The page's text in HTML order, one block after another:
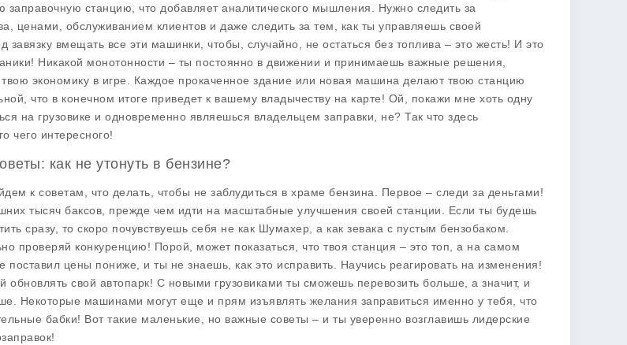
заправочную станцию, что добавляет аналитического мышления. Нужно следить за
ценами, обслуживанием клиентов и даже следить за тем, как ты управляешь своей
завязку вмещать все эти машинки, чтобы, случайно, не остаться без топлива – это жесть! И это
Никакой монотонности – ты постоянно в движении и принимаешь важные решения,
экономику в игре. Каждое прокаченное здание или новая машина делают твою станцию
что в конечном итоге приведет к вашему владычеству на карте! Ой, покажи мне хоть одну
на грузовике и одновременно являешься владельцем заправки, не? Так что здесь
чего интересного!
как не утонуть в бензине?
к советам, что делать, чтобы не заблудиться в храме бензина. Первое – следи за деньгами!
тысяч баксов, прежде чем идти на масштабные улучшения своей станции. Если ты будешь
сразу, то скоро почувствуешь себя не как Шумахер, а как зевака с пустым бензобаком.
проверяй конкуренцию! Порой, может показаться, что твоя станция – это топ, а на самом
поставил цены пониже, и ты не знаешь, как это исправить. Научись реагировать на изменения!
обновлять свой автопарк! С новыми грузовиками ты сможешь перевозить больше, а значит, и
Некоторые машинами могут еще и прям изъявлять желания заправиться именно у тебя, что
бабки! Вот такие маленькие, но важные советы – и ты уверенно возглавишь лидерские